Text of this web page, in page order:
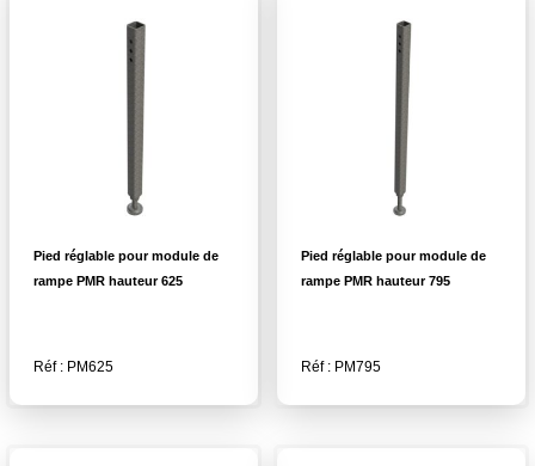
Pied réglable pour module de
rampe PMR hauteur 625
Réf : PM625
Pied réglable pour module de
rampe PMR hauteur 795
Réf : PM795